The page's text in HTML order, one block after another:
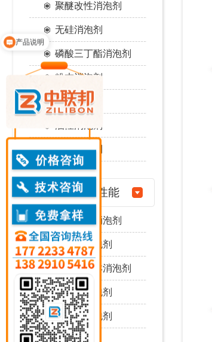
聚醚改性消泡剂
无硅消泡剂
磷酸三丁酯消泡剂
粉末消泡剂
水性消泡剂
油性消泡剂
醇类消泡剂
消泡剂性能
耐强酸碱消泡剂
耐高温消泡剂
耐高压喷淋消泡剂
耐剪切消泡剂
耐严寒消泡剂
领取免费样品
产品说明